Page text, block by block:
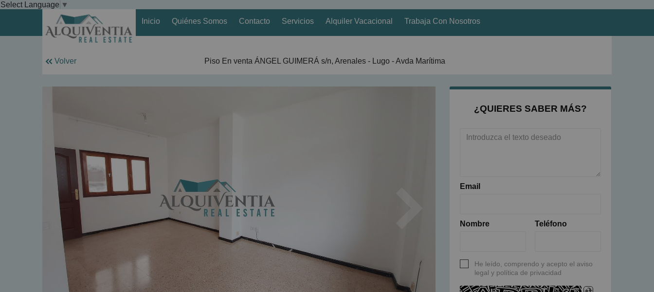
Select Language ▼
Inicio
Quiénes Somos Contacto Servicios Alquiler Vacacional Trabaja Con Nosotros
Volver Piso En venta ÁNGEL GUIMERÁ s/n, Arenales - Lugo - Avda Marítima
¿QUIERES SABER MÁS?
Email
Nombre Teléfono
He leído, comprendo y acepto el aviso
legal y política de privacidad